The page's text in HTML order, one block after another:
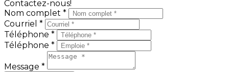
Contactez-nous!
Nom complet *
Courriel *
Téléphone *
Téléphone *
Message *